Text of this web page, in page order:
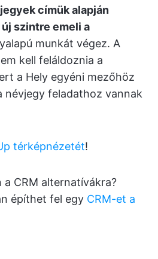
címük alapján
szintre emeli a
munkát végez. A
kell feláldoznia a
a Hely egyéni mezőhöz
névjegy feladathoz vannak
térképnézetét!
a CRM alternatívákra?
építhet fel egy CRM-et a